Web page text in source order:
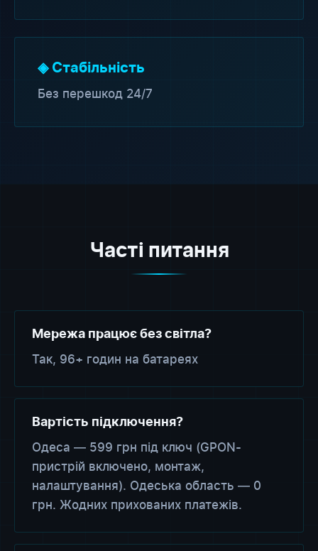
◈ Стабільність
Без перешкод 24/7
Часті питання
Мережа працює без світла?
Так, 96+ годин на батареях
Вартість підключення?
Одеса — 599 грн під ключ (GPON-
пристрій включено, монтаж,
налаштування). Одеська область — 0
грн. Жодних прихованих платежів.